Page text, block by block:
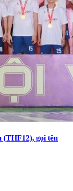
(THF12), gọi tên